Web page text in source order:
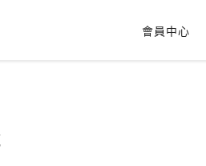
會員中心